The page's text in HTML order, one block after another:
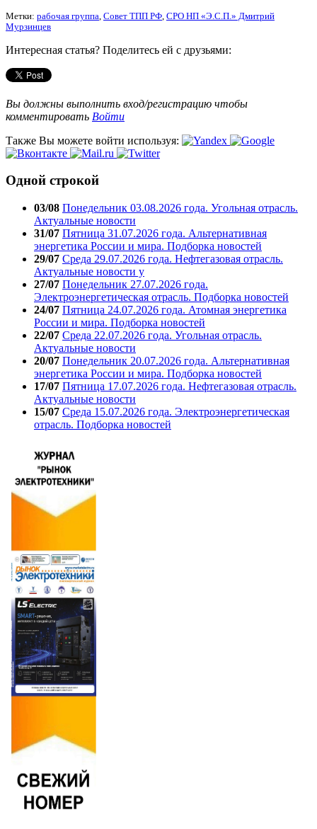
Метки: рабочая группа Совет ТПП РФ СРО НП «Э.С.П.» Дмитрий
Мурзинцев
Интересная статья? Поделитесь ей с друзьями:
Вы должны выполнить вход/регистрацию чтобы
комментировать Войти
Также Вы можете войти используя:
Одной строкой
03/08 Понедельник 03.08.2026 года. Угольная отрасль.
Актуальные новости
31/07 Пятница 31.07.2026 года. Альтернативная
энергетика России и мира. Подборка новостей
29/07 Среда 29.07.2026 года. Нефтегазовая отрасль.
Актуальные новости у
27/07 Понедельник 27.07.2026 года.
Электроэнергетическая отрасль. Подборка новостей
24/07 Пятница 24.07.2026 года. Атомная энергетика
России и мира. Подборка новостей
22/07 Среда 22.07.2026 года. Угольная отрасль.
Актуальные новости
20/07 Понедельник 20.07.2026 года. Альтернативная
энергетика России и мира. Подборка новостей
17/07 Пятница 17.07.2026 года. Нефтегазовая отрасль.
Актуальные новости
15/07 Среда 15.07.2026 года. Электроэнергетическая
отрасль. Подборка новостей